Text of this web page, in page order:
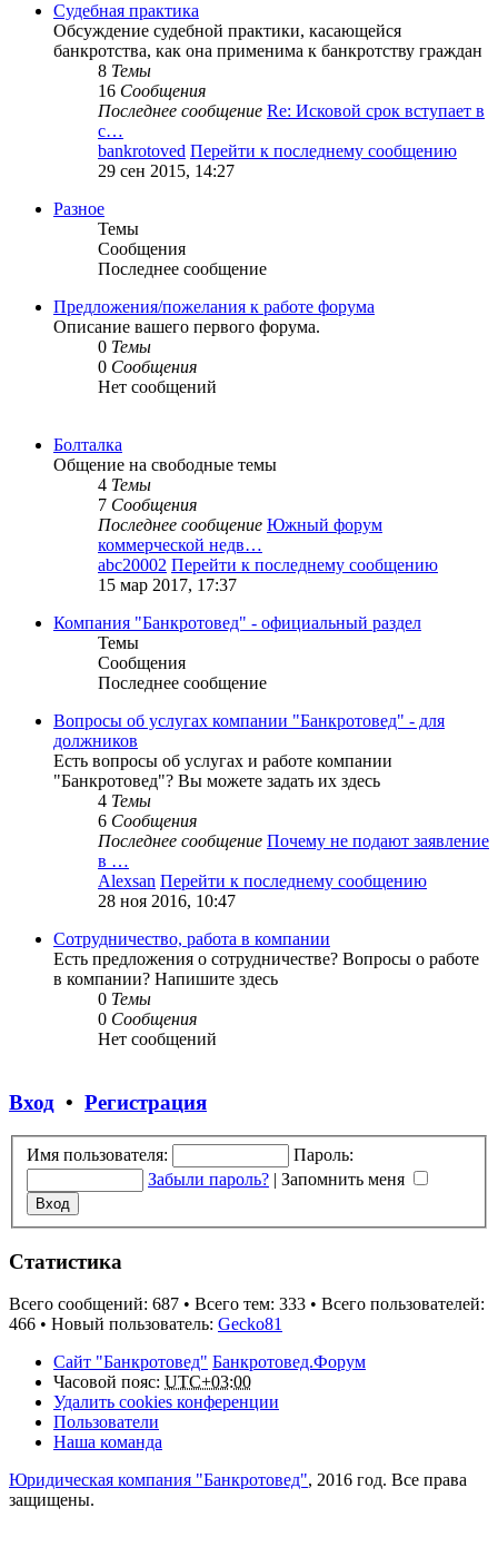
Судебная практика
Обсуждение судебной практики, касающейся
банкротства, как она применима к банкротству граждан
8 Темы
16 Сообщения
Последнее сообщение Re: Исковой срок вступает в
с…
bankrotoved Перейти к последнему сообщению
29 сен 2015, 14:27
Разное
Темы
Сообщения
Последнее сообщение
Предложения/пожелания к работе форума
Описание вашего первого форума.
0 Темы
0 Сообщения
Нет сообщений
Болталка
Общение на свободные темы
4 Темы
7 Сообщения
Последнее сообщение Южный форум
коммерческой недв…
abc20002 Перейти к последнему сообщению
15 мар 2017, 17:37
Компания "Банкротовед" - официальный раздел
Темы
Сообщения
Последнее сообщение
Вопросы об услугах компании "Банкротовед" - для
должников
Есть вопросы об услугах и работе компании
"Банкротовед"? Вы можете задать их здесь
4 Темы
6 Сообщения
Последнее сообщение Почему не подают заявление
в …
Alexsan Перейти к последнему сообщению
28 ноя 2016, 10:47
Сотрудничество, работа в компании
Есть предложения о сотрудничестве? Вопросы о работе
в компании? Напишите здесь
0 Темы
0 Сообщения
Нет сообщений
Вход • Регистрация
Имя пользователя:
Пароль:
Забыли пароль? | Запомнить меня
Статистика
Всего сообщений: 687 • Всего тем: 333 • Всего пользователей:
466 • Новый пользователь: Gecko81
Сайт "Банкротовед" Банкротовед.Форум
Часовой пояс: UTC+03:00
Удалить cookies конференции
Пользователи
Наша команда
Юридическая компания "Банкротовед", 2016 год. Все права
защищены.